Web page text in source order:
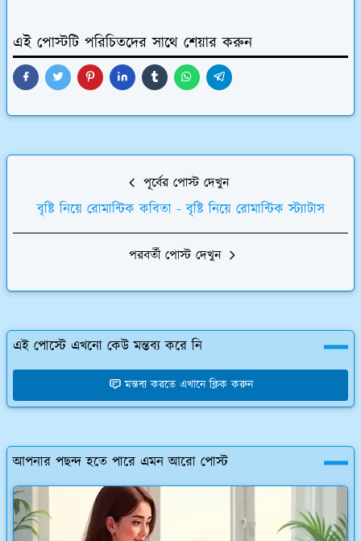
এই পোস্টটি পরিচিতদের সাথে শেয়ার করুন
পূর্বের পোস্ট দেখুন
বৃষ্টি নিয়ে রোমান্টিক কবিতা - বৃষ্টি নিয়ে রোমান্টিক স্ট্যাটাস
পরবর্তী পোস্ট দেখুন
এই পোস্টে এখনো কেউ মন্তব্য করে নি
মন্তব্য করতে এখানে ক্লিক করুন
আপনার পছন্দ হতে পারে এমন আরো পোস্ট